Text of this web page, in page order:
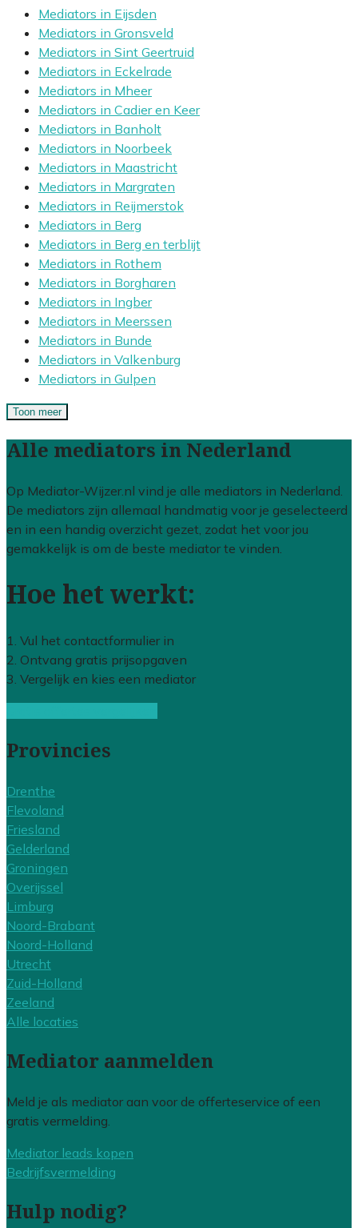
Mediators in Eijsden
Mediators in Gronsveld
Mediators in Sint Geertruid
Mediators in Eckelrade
Mediators in Mheer
Mediators in Cadier en Keer
Mediators in Banholt
Mediators in Noorbeek
Mediators in Maastricht
Mediators in Margraten
Mediators in Reijmerstok
Mediators in Berg
Mediators in Berg en terblijt
Mediators in Rothem
Mediators in Borgharen
Mediators in Ingber
Mediators in Meerssen
Mediators in Bunde
Mediators in Valkenburg
Mediators in Gulpen
Toon meer
Alle mediators in Nederland
Op Mediator-Wijzer.nl vind je alle mediators in Nederland.
De mediators zijn allemaal handmatig voor je geselecteerd
en in een handig overzicht gezet, zodat het voor jou
gemakkelijk is om de beste mediator te vinden.
Hoe het werkt:
1. Vul het contactformulier in
2. Ontvang gratis prijsopgaven
3. Vergelijk en kies een mediator
Provincies
Drenthe
Flevoland
Friesland
Gelderland
Groningen
Overijssel
Limburg
Noord-Brabant
Noord-Holland
Utrecht
Zuid-Holland
Zeeland
Alle locaties
Mediator aanmelden
Meld je als mediator aan voor de offerteservice of een
gratis vermelding.
Mediator leads kopen
Bedrijfsvermelding
Hulp nodig?